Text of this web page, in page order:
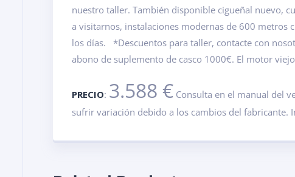
nuestro taller. También disponible cigueñal nuevo,
a visitarnos, instalaciones modernas de 600 metros
los días. *Descuentos para taller, contacte con
abono de suplemento de casco 1000€. El motor
PRECIO: 3.588 € Consulta en el manual del
sufrir variación debido a los cambios del fabricante.